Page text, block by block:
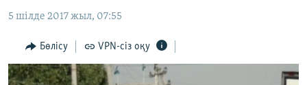
main
to
Search
АДАМ ҚҰҚЫҚТАРЫ
ӘЛЕУМЕТ
ӘЛЕМ
5 шілде 2017 жыл, 07:55
Бөлісу VPN-сіз оқу